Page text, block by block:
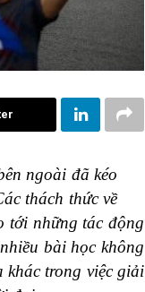
ngoài đã kéo
thách thức về
tới những tác động
bài học không
khác trong việc giải